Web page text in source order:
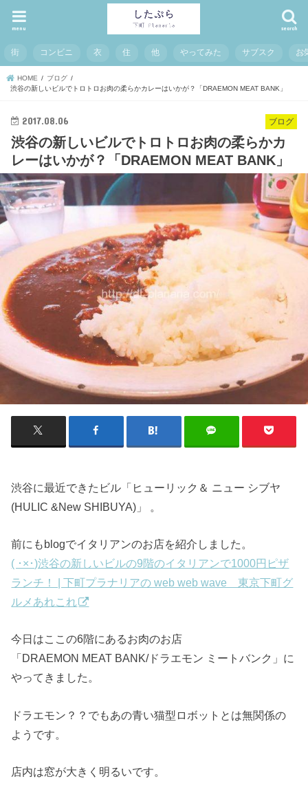
search
menu
街 コンビニ 衣 住 他 やってみた サブスク お
HOME
ブログ
渋谷の新しいビルでトロトロお肉の柔らかカレーはいかが？「DRAEMON MEAT BANK」
ブログ
2017.08.06
渋谷の新しいビルでトロトロお肉の柔らかカ
レーはいかが？「DRAEMON MEAT BANK」
渋谷に最近できたビル「ヒューリック＆ ニュー シブヤ
(HULIC &New SHIBUYA)」 。
前にもblogでイタリアンのお店を紹介しました。
( ･×･)渋谷の新しいビルの9階のイタリアンで1000円ピザ
ランチ！ | 下町プラナリアの web web wave 東京下町グ
ルメあれこれ
今日はここの6階にあるお肉のお店
「DRAEMON MEAT BANK/ドラエモン ミートバンク」に
やってきました。
ドラエモン？？でもあの青い猫型ロボットとは無関係の
ようです。
店内は窓が大きく明るいです。